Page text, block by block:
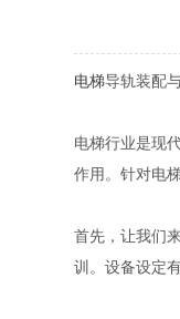
电梯导轨装配
电梯行业是现
作用。针对电
首先，让我们
训。设备设定